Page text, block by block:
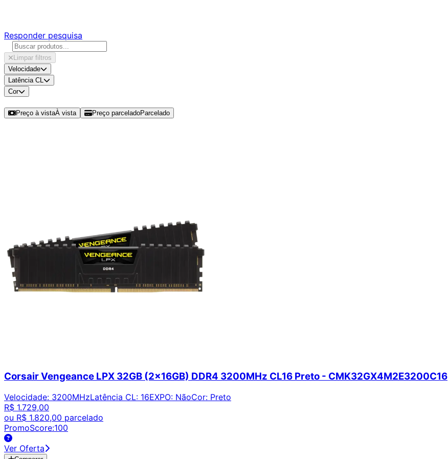
Responder pesquisa
Limpar filtros
Velocidade
Latência CL
Cor
Preço à vistaÀ vista Preço parceladoParcelado
Corsair Vengeance LPX 32GB (2x16GB) DDR4 3200MHz CL16 Preto - CMK32GX4M2E3200C16
Velocidade: 3200MHzLatência CL: 16EXPO: NãoCor: Preto
R$ 1.729,00
ou R$ 1.820,00 parcelado
PromoScore:100
Ver Oferta